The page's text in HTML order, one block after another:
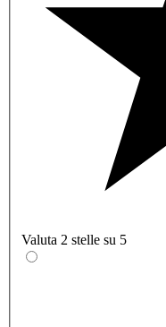
Valuta 2 stelle su 5